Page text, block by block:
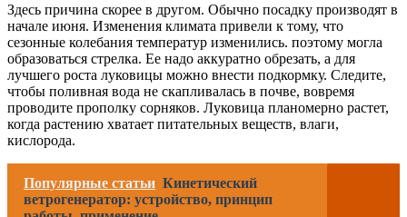
Здесь причина скорее в другом. Обычно посадку производят в
начале июня. Изменения климата привели к тому, что
сезонные колебания температур изменились. поэтому могла
образоваться стрелка. Ее надо аккуратно обрезать, а для
лучшего роста луковицы можно внести подкормку. Следите,
чтобы поливная вода не скапливалась в почве, вовремя
проводите прополку сорняков. Луковица планомерно растет,
когда растению хватает питательных веществ, влаги,
кислорода.
Популярные статьи Кинетический
ветрогенератор: устройство, принцип